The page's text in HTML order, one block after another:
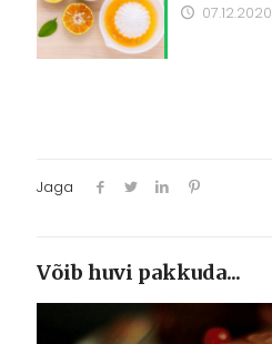
07.12.2020
Jaga
Võib huvi pakkuda...